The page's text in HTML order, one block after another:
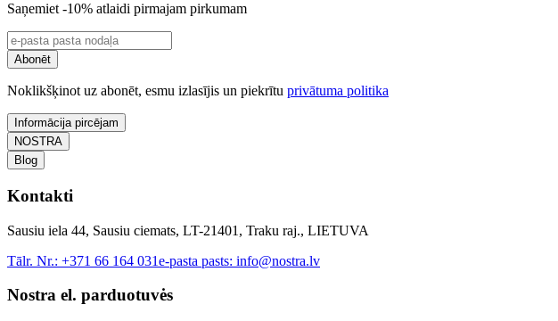
Saņemiet -10% atlaidi pirmajam pirkumam
Abonēt
Noklikšķinot uz abonēt, esmu izlasījis un piekrītu privātuma politika
Informācija pircējam
NOSTRA
Blog
Kontakti
Sausiu iela 44, Sausiu ciemats, LT-21401, Traku raj., LIETUVA
Tālr. Nr.: +371 66 164 031e-pasta pasts: info@nostra.lv
Nostra el. parduotuvės